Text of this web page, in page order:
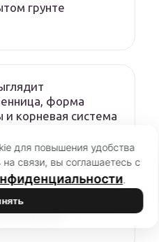
грунте
форма
и корневая система
посадка и уход в
грунте
для повышения удобства
связи, вы соглашаетесь с
.